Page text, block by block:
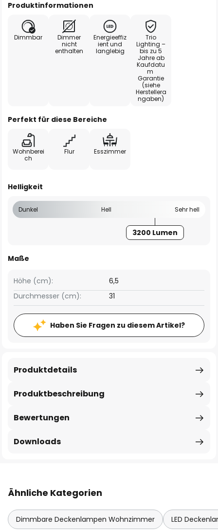
Produktinformationen
Dimmbar
Dimmer
nicht
enthalten
Energieeffiz
ient und
langlebig
Trio
Lighting –
bis zu 5
Jahre ab
Kaufdatu
m
Garantie
(siehe
Herstellera
ngaben)
Perfekt für diese Bereiche
Wohnberei
ch
Flur Esszimmer
Helligkeit
Dunkel Hell Sehr hell
3200 Lumen
Maße
Höhe (cm):
6,5
Durchmesser (cm):
31
Haben Sie Fragen zu diesem Artikel?
Produktbeschreibung
Produktdetails
Bewertungen
Downloads
Ähnliche Kategorien
Dimmbare Deckenlampen Wohnzimmer LED